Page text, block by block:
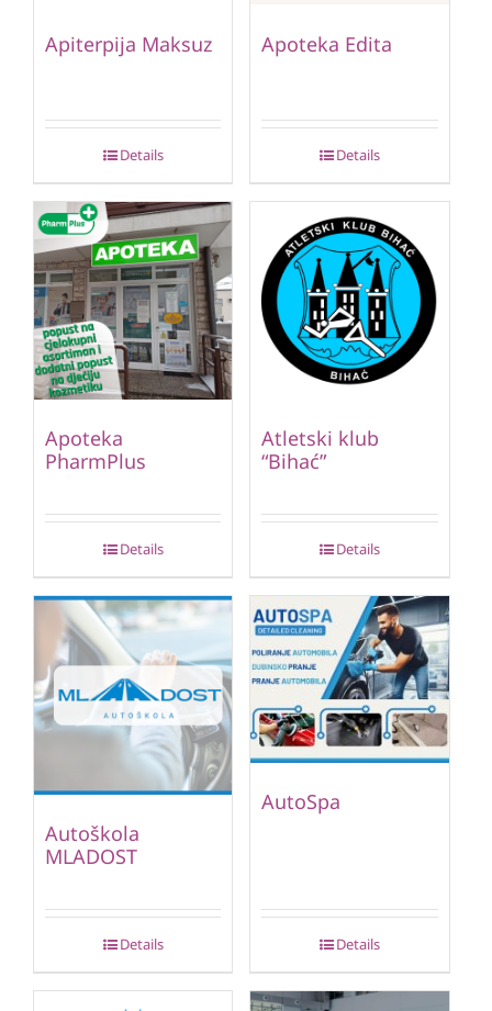
Apiterpija Maksuz
Details
Apoteka Edita
Details
Apoteka
PharmPlus
Details
Atletski klub
“Bihać”
Details
Autoškola
MLADOST
Details
AutoSpa
Details